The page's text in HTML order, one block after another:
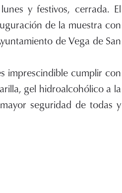
y festivos, cerrada. El
de la muestra con
de Vega de San
imprescindible cumplir con
gel hidroalcohólico a la
seguridad de todas y